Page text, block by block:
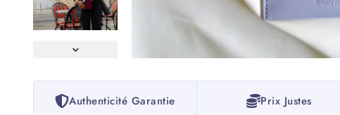
Authenticité Garantie Prix Justes